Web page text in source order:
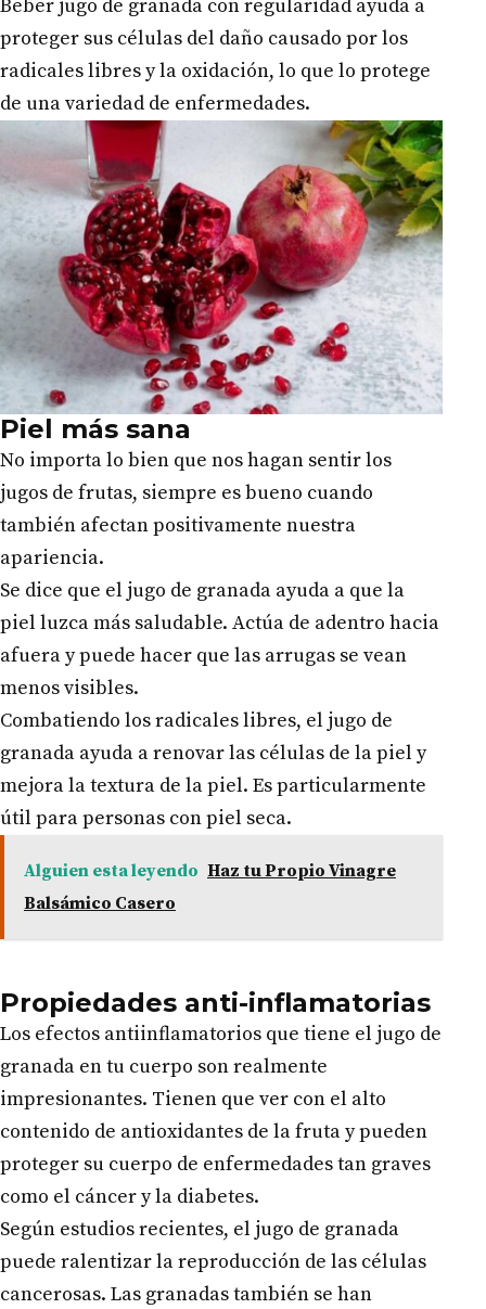
Beber jugo de granada con regularidad ayuda a
proteger sus células del daño causado por los
radicales libres y la oxidación, lo que lo protege
de una variedad de enfermedades.
Piel más sana
No importa lo bien que nos hagan sentir los
jugos de frutas, siempre es bueno cuando
también afectan positivamente nuestra
apariencia.
Se dice que el jugo de granada ayuda a que la
piel luzca más saludable. Actúa de adentro hacia
afuera y puede hacer que las arrugas se vean
menos visibles.
Combatiendo los radicales libres, el jugo de
granada ayuda a renovar las células de la piel y
mejora la textura de la piel. Es particularmente
útil para personas con piel seca.
Alguien esta leyendo Haz tu Propio Vinagre
Balsámico Casero
Propiedades anti-inflamatorias
Los efectos antiinflamatorios que tiene el jugo de
granada en tu cuerpo son realmente
impresionantes. Tienen que ver con el alto
contenido de antioxidantes de la fruta y pueden
proteger su cuerpo de enfermedades tan graves
como el cáncer y la diabetes.
Según estudios recientes, el jugo de granada
puede ralentizar la reproducción de las células
cancerosas. Las granadas también se han